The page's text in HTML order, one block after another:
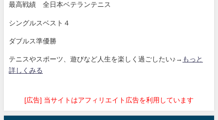
最高戦績 全日本ベテランテニス
シングルスベスト４
ダブルス準優勝
テニスやスポーツ、遊びなど人生を楽しく過ごしたい♪→ もっと
詳しくみる
[広告] 当サイトはアフィリエイト広告を利用しています